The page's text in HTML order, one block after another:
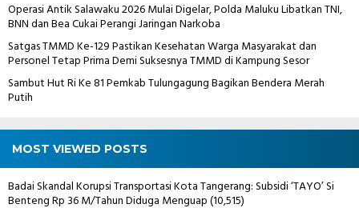
Operasi Antik Salawaku 2026 Mulai Digelar, Polda Maluku Libatkan TNI,
BNN dan Bea Cukai Perangi Jaringan Narkoba
Satgas TMMD Ke-129 Pastikan Kesehatan Warga Masyarakat dan
Personel Tetap Prima Demi Suksesnya TMMD di Kampung Sesor
Sambut Hut Ri Ke 81 Pemkab Tulungagung Bagikan Bendera Merah
Putih
MOST VIEWED POSTS
Badai Skandal Korupsi Transportasi Kota Tangerang: Subsidi ‘TAYO’ Si
Benteng Rp 36 M/Tahun Diduga Menguap(10,515)